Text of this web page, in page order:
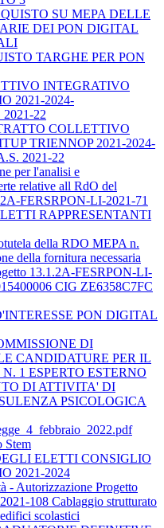
SU MEPA DELLE
DEI PON DIGITAL
TARGHE PER PON
INTEGRATIVO
2021-2024-
22
COLLETTIVO
TRIENNOP 2021-2024-
2021-22
per l'analisi e
relative all RdO del
FERSRPON-LI-2021-71
RAPPRESENTANTI
della RDO MEPA n.
della fornitura necessaria
13.1.2A-FESRPON-LI-
CIG ZE6358C7FC
PON DIGITAL
DI
CANDIDATURE PER IL
1 ESPERTO ESTERNO
DI ATTIVITA' DI
PSICOLOGICA
Stem
ELETTI CONSIGLIO
2021-2024
- Autorizzazione Progetto
108 Cablaggio strutturato
scolastici